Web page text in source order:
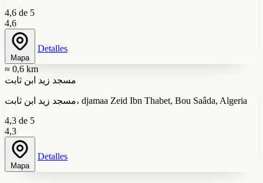
4,6 de 5
4,6
Mapa
Detalles
≈ 0,6 km
مسجد زيد ابن ثابت
مسجد زيد ابن ثابت، djamaa Zeid Ibn Thabet, Bou Saâda, Algeria
4,3 de 5
4,3
Mapa
Detalles